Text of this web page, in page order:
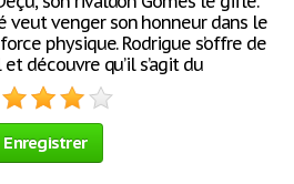
veut venger son honneur dans le
physique. Rodrigue s’offre de
découvre qu’il s’agit du
Enregistrer